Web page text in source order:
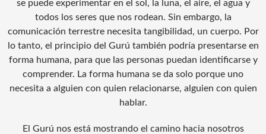
se puede experimentar en el sol, la luna, el aire, el agua y
todos los seres que nos rodean. Sin embargo, la
comunicación terrestre necesita tangibilidad, un cuerpo. Por
lo tanto, el principio del Gurú también podría presentarse en
forma humana, para que las personas puedan identificarse y
comprender. La forma humana se da solo porque uno
necesita a alguien con quien relacionarse, alguien con quien
hablar.
El Gurú nos está mostrando el camino hacia nosotros